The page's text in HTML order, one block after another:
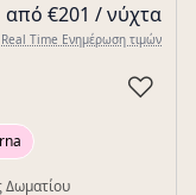
από €201 / νύχτα
Real Time Ενημέρωση τιμών
♡
Δωματίου